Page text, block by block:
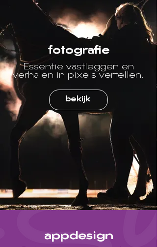
fotografie
Essentie vastleggen en
verhalen in pixels vertellen.
bekijk
appdesign